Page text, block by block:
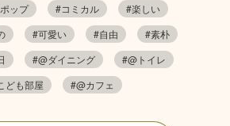
ップ #コミカル
#楽しい
#可愛い #自由
#素朴
#@ダイニング
#@トイレ
ども部屋 #@カフェ